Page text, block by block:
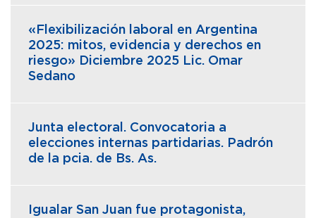
«Flexibilización laboral en Argentina
2025: mitos, evidencia y derechos en
riesgo» Diciembre 2025 Lic. Omar
Sedano
Junta electoral. Convocatoria a
elecciones internas partidarias. Padrón
de la pcia. de Bs. As.
Igualar San Juan fue protagonista,